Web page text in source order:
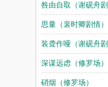
咎由自取（谢砚舟剧
思量（裴时卿剧情）
装聋作哑（谢砚舟剧
深谋远虑（修罗场）
硝烟（修罗场）